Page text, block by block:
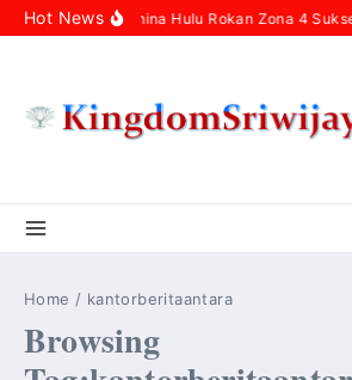
Skip to content
Hot NewsPertamina Hulu Rokan Zona 4
Home / kantorberitaantara
Browsing